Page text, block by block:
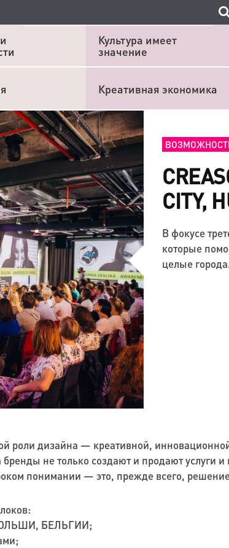
Культура имеет
значение
Креативная экономика
CITY,
В фокусе
которые
целые
роли дизайна — креативной,
не только создают и продают услуги
понимании — это, прежде всего,
БЕЛЬГИИ;